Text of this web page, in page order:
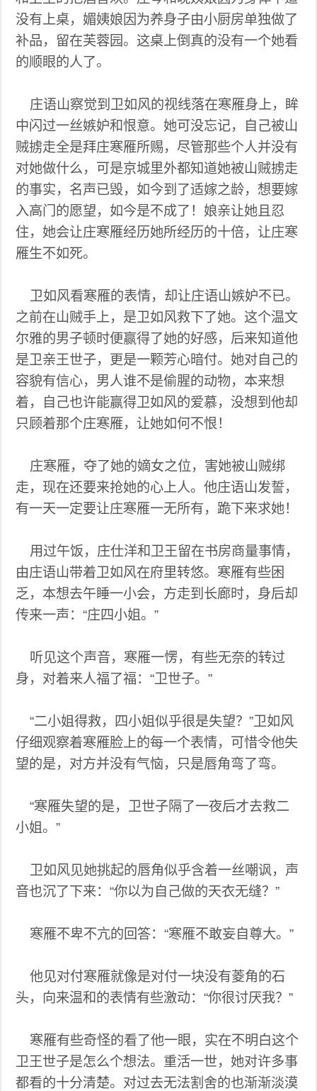
没有上桌，媚姨娘因为养身子由小厨房单独做了
补品，留在芙蓉园。这桌上倒真的没有一个她看
的顺眼的人了。
庄语山察觉到卫如风的视线落在寒雁身上，眸
中闪过一丝嫉妒和恨意。她可没忘记，自己被山
贼掳走全是拜庄寒雁所赐，尽管那些个人并没有
对她做什么，可是京城里外都知道她被山贼掳走
的事实，名声已毁，如今到了适嫁之龄，想要嫁
入高门的愿望，如今是不成了！娘亲让她且忍
住，她会让庄寒雁经历她所经历的十倍，让庄寒
雁生不如死。
卫如风看寒雁的表情，却让庄语山嫉妒不已。
之前在山贼手上，是卫如风救下了她。这个温文
尔雅的男子顿时便赢得了她的好感，后来知道他
是卫亲王世子，更是一颗芳心暗付。她对自己的
容貌有信心，男人谁不是偷腥的动物，本来想
着，自己也许能赢得卫如风的爱慕，没想到他却
只顾着那个庄寒雁，让她如何不恨！
庄寒雁，夺了她的嫡女之位，害她被山贼绑
走，现在还要来抢她的心上人。他庄语山发誓，
有一天一定要让庄寒雁一无所有，跪下来求她！
用过午饭，庄仕洋和卫王留在书房商量事情，
由庄语山带着卫如风在府里转悠。寒雁有些困
乏，本想去午睡一小会，方走到长廊时，身后却
传来一声：“庄四小姐。”
听见这个声音，寒雁一愣，有些无奈的转过
身，对着来人福了福：“卫世子。”
“二小姐得救，四小姐似乎很是失望？”卫如风
仔细观察着寒雁脸上的每一个表情，可惜令他失
望的是，对方并没有气恼，只是唇角弯了弯。
“寒雁失望的是，卫世子隔了一夜后才去救二
小姐。”
卫如风见她挑起的唇角似乎含着一丝嘲讽，声
音也沉了下来：“你以为自己做的天衣无缝？”
寒雁不卑不亢的回答：“寒雁不敢妄自尊大。”
他见对付寒雁就像是对付一块没有菱角的石
头，向来温和的表情有些激动：“你很讨厌我？”
寒雁有些奇怪的看了他一眼，实在不明白这个
卫王世子是怎么个想法。重活一世，她对许多事
都看的十分清楚。对过去无法割舍的也渐渐淡漠